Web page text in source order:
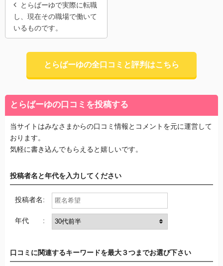
とらばーゆで実際に転職
し、現在その職場で働いて
いるものです。
とらばーゆの全口コミと評判はこちら
とらばーゆの口コミを投稿する
当サイトはみなさまからの口コミ情報とコメントを元に運営して
おります。
気軽に書き込んでもらえると嬉しいです。
投稿者名と年代を入力してください
投稿者名:
年代 :
口コミに関連するキーワードを最大３つまでお選び下さい